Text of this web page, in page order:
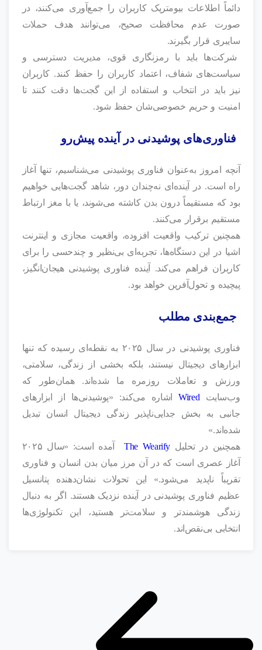
دائماً اطلاعات بیومتریک کاربران را جمع‌آوری می‌کنند، در
صورت عدم محافظت صحیح، می‌توانند هدف حملات
سایبری قرار بگیرند.
شرکت‌ها باید با رمزنگاری قوی، مدیریت دسترسی و
سیاست‌های شفاف، اعتماد کاربران را حفظ کنند. کاربران
نیز باید در انتخاب و استفاده از این گجت‌ها دقت کنند تا
امنیت و حریم خصوصی‌شان حفظ شود.
فناوری‌های پوشیدنی در آینده پیش‌رو
آنچه امروز به‌عنوان فناوری پوشیدنی می‌شناسیم، تنها آغاز
راه است. در آینده‌ای نه‌چندان دور، شاهد گجت‌هایی خواهیم
بود که مستقیماً درون بدن کاشته می‌شوند، یا با مغز ارتباط
مستقیم برقرار می‌کنند.
همچنین ترکیب واقعیت افزوده، واقعیت مجازی و اینترنت
اشیا در این دستگاه‌ها، تجربه‌ای بی‌نظیر و چندحسی را برای
کاربران فراهم می‌کند. آینده فناوری پوشیدنی هیجان‌انگیز،
پیچیده و تحول‌آفرین خواهد بود.
جمع‌بندی مطلب
فناوری پوشیدنی در سال ۲۰۲۵ به نقطه‌ای رسیده که تنها
ابزارهای دیجیتال نیستند، بلکه بخشی از زندگی، سلامتی،
ورزش و تعاملات روزمره ما شده‌اند. همان‌طور که
وب‌سایت Wiredاشاره می‌کند: «پوشیدنی‌ها از ابزارهای
جانبی به بخش جدایی‌ناپذیر زندگی دیجیتال انسان تبدیل
شده‌اند.»
همچنین در تحلیل The Wearify
آمده است: «سال ۲۰۲۵
آغاز عصری است که در آن مرز میان بدن انسان و فناوری
تقریباً ناپدید می‌شود.» این تحولات نشان‌دهنده پتانسیل
عظیم فناوری پوشیدنی در آینده نزدیک هستند. اگر به دنبال
زندگی هوشمندتر و سلامت‌تر هستید، این تکنولوژی‌ها
انتخابی بی‌نقص‌اند.